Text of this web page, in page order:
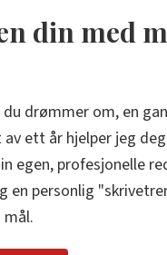
din med
du drømmer om, en
av ett år hjelper jeg
egen, profesjonelle
en personlig